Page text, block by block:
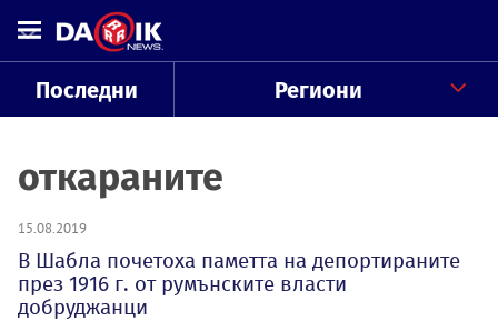
Последни Региони
откараните
15.08.2019
В Шабла почетоха паметта на депортираните
през 1916 г. от румънските власти
добруджанци